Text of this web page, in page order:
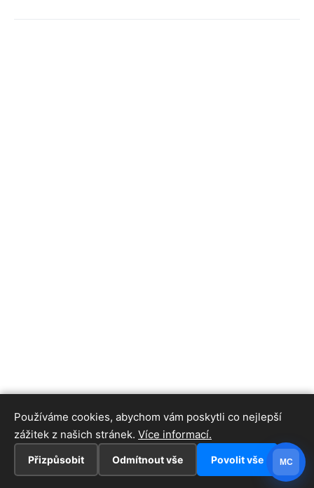
Používáme cookies, abychom vám poskytli co nejlepší
zážitek z našich stránek. Více informací.
Přizpůsobit Odmítnout vše Povolit vše MC